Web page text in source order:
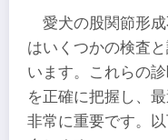
愛犬の股関節形
はいくつかの検査
います。これらの
を正確に把握し、
非常に重要です。